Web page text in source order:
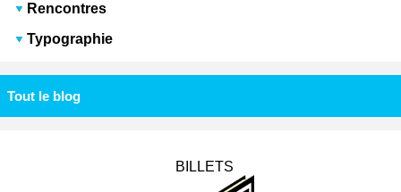
Rencontres
Typographie
Tout le blog
BILLETS